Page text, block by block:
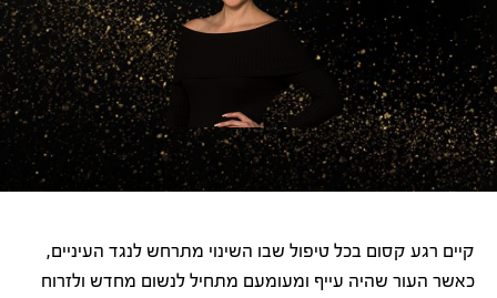
קיים רגע קסום בכל טיפול שבו השינוי מתרחש לנגד העיניים,
כאשר העור שהיה עייף ומעומעם מתחיל לנשום מחדש ולזרוח